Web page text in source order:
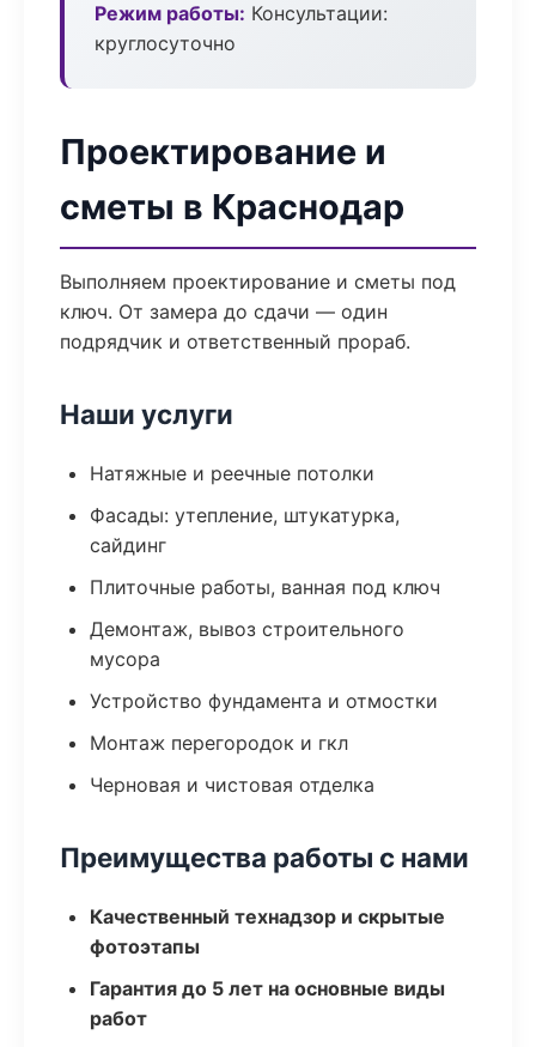
Режим работы: Консультации:
круглосуточно
Проектирование и
сметы в Краснодар
Выполняем проектирование и сметы под
ключ. От замера до сдачи — один
подрядчик и ответственный прораб.
Наши услуги
Натяжные и реечные потолки
Фасады: утепление, штукатурка,
сайдинг
Плиточные работы, ванная под ключ
Демонтаж, вывоз строительного
мусора
Устройство фундамента и отмостки
Монтаж перегородок и гкл
Черновая и чистовая отделка
Преимущества работы с нами
Качественный технадзор и скрытые
фотоэтапы
Гарантия до 5 лет на основные виды
работ